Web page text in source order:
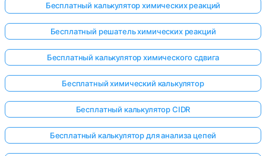
Бесплатный калькулятор химических реакций
Бесплатный решатель химических реакций
Бесплатный калькулятор химического сдвига
Бесплатный химический калькулятор
Бесплатный калькулятор CIDR
Бесплатный калькулятор для анализа цепей